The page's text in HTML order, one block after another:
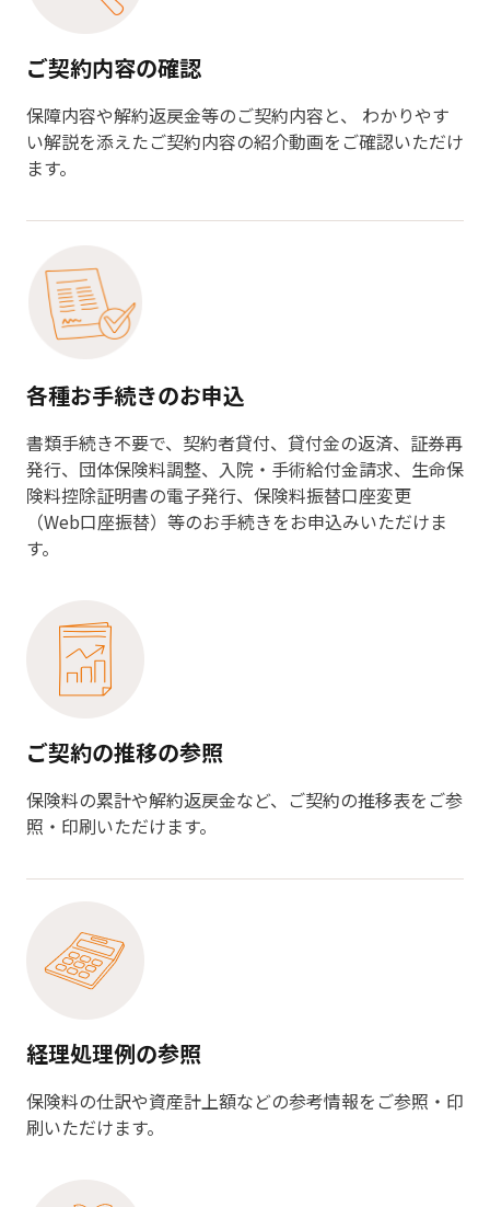
ご契約内容の確認
保障内容や解約返戻金等のご契約内容と、 わかりやす
い解説を添えたご契約内容の紹介動画をご確認いただけ
ます。
各種お手続きのお申込
書類手続き不要で、契約者貸付、貸付金の返済、証券再
発行、団体保険料調整、入院・手術給付金請求、生命保
険料控除証明書の電子発行、保険料振替口座変更
（Web口座振替）等のお手続きをお申込みいただけま
す。
ご契約の推移の参照
保険料の累計や解約返戻金など、ご契約の推移表をご参
照・印刷いただけます。
経理処理例の参照
保険料の仕訳や資産計上額などの参考情報をご参照・印
刷いただけます。